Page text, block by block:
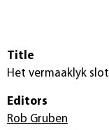
Title
Het vermaaklyk slot
Editors
Rob Gruben